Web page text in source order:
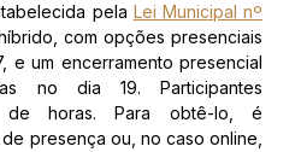
pela Lei Municipal nº
com opções presenciais
e um encerramento presencial
no dia 19. Participantes
de horas. Para obtê-lo, é
presença ou, no caso online,